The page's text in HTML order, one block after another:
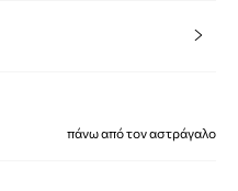
πάνω από τον αστράγαλο